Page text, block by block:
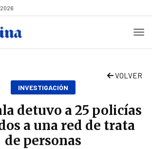
VOLVER
INVESTIGACIÓN
detuvo a 25 policías
a una red de trata
de personas